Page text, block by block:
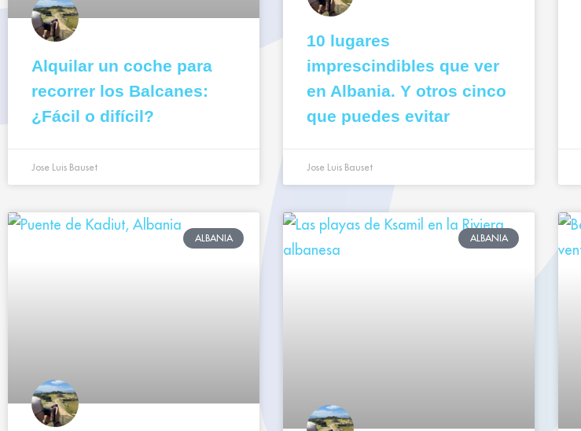
Alquilar un coche para
recorrer los Balcanes:
¿Fácil o difícil?
Jose Luis Bauset
10 lugares
imprescindibles que ver
en Albania. Y otros cinco
que puedes evitar
Jose Luis Bauset
ALBANIA ALBANIA